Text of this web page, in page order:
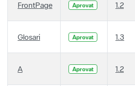
FrontPage Aprovat 1.2
Glosari Aprovat 1.3
A Aprovat 1.2